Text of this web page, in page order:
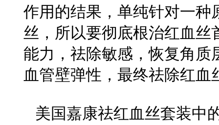
作用的结果，单纯针对一种
丝，所以要彻底根治红血
能力，祛除敏感，恢复角质
血管壁弹性，最终祛除红血
美国嘉康祛红血丝套装中